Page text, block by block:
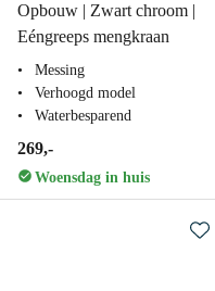
Opbouw | Zwart chroom |
Eéngreeps mengkraan
Messing
Verhoogd model
Waterbesparend
269,-
Woensdag in huis